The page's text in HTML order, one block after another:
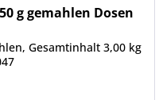
g gemahlen Dosen
Gesamtinhalt 3,00 kg